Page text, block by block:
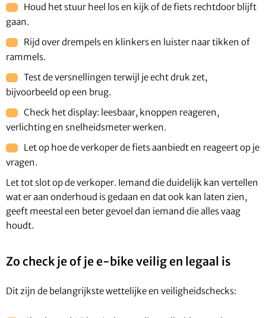
Houd het stuur heel los en kijk of de fiets rechtdoor blijft
gaan.
Rijd over drempels en klinkers en luister naar tikken of
rammels.
Test de versnellingen terwijl je echt druk zet,
bijvoorbeeld op een brug.
Check het display: leesbaar, knoppen reageren,
verlichting en snelheidsmeter werken.
Let op hoe de verkoper de fiets aanbiedt en reageert op je
vragen.
Let tot slot op de verkoper. Iemand die duidelijk kan vertellen
wat er aan onderhoud is gedaan en dat ook kan laten zien,
geeft meestal een beter gevoel dan iemand die alles vaag
houdt.
Zo check je of je e-bike veilig en legaal is
Dit zijn de belangrijkste wettelijke en veiligheidschecks: